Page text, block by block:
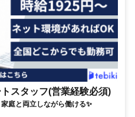
スタッフ(営業経験必須)
庭と両立しながら働ける✨